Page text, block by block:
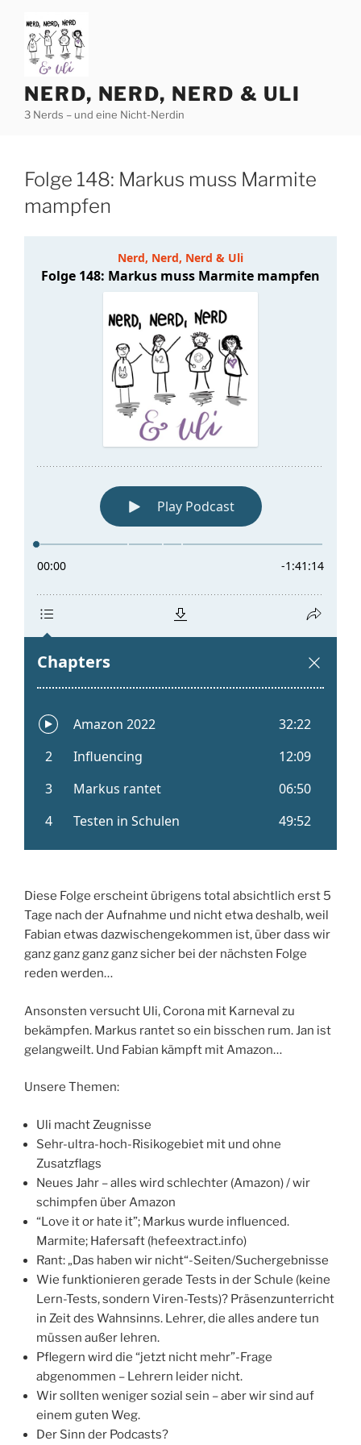
Inhalt
springen
NERD, NERD, NERD & ULI
3 Nerds – und eine Nicht-Nerdin
Folge 148: Markus muss Marmite
mampfen
Diese Folge erscheint übrigens total absichtlich erst 5
Tage nach der Aufnahme und nicht etwa deshalb, weil
Fabian etwas dazwischengekommen ist, über dass wir
ganz ganz ganz ganz sicher bei der nächsten Folge
reden werden…
Ansonsten versucht Uli, Corona mit Karneval zu
bekämpfen. Markus rantet so ein bisschen rum. Jan ist
gelangweilt. Und Fabian kämpft mit Amazon…
Unsere Themen:
Uli macht Zeugnisse
Sehr-ultra-hoch-Risikogebiet mit und ohne
Zusatzflags
Neues Jahr – alles wird schlechter (Amazon) / wir
schimpfen über Amazon
“Love it or hate it”; Markus wurde influenced.
Marmite; Hafersaft (hefeextract.info)
Rant: „Das haben wir nicht“-Seiten/Suchergebnisse
Wie funktionieren gerade Tests in der Schule (keine
Lern-Tests, sondern Viren-Tests)? Präsenzunterricht
in Zeit des Wahnsinns. Lehrer, die alles andere tun
müssen außer lehren.
Pflegern wird die “jetzt nicht mehr”-Frage
abgenommen – Lehrern leider nicht.
Wir sollten weniger sozial sein – aber wir sind auf
einem guten Weg.
Der Sinn der Podcasts?